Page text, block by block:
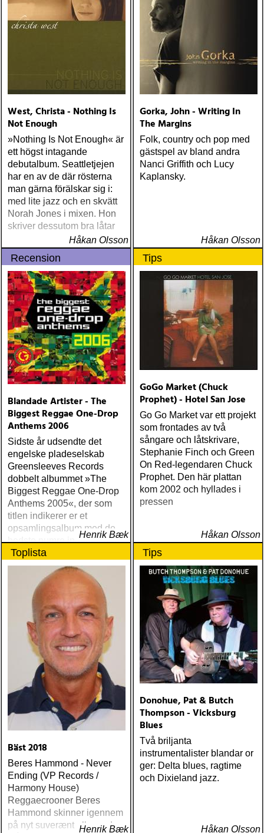
West, Christa - Nothing Is
Not Enough
»Nothing Is Not Enough« är
ett högst intagande
debutalbum. Seattletjejen
har en av de där rösterna
man gärna förälskar sig i:
med lite jazz och en skvätt
Norah Jones i mixen. Hon
skriver dessutom bra låtar
Håkan Olsson
Gorka, John - Writing In
The Margins
Folk, country och pop med
gästspel av bland andra
Nanci Griffith och Lucy
Kaplansky.
Håkan Olsson
Recension
Blandade Artister - The
Biggest Reggae One-Drop
Anthems 2006
Sidste år udsendte det
engelske pladeselskab
Greensleeves Records
dobbelt albummet »The
Biggest Reggae One-Drop
Anthems 2005«, der som
titlen indikerer er et
opsamlingsalbum med de
bedste numre indenfor den
populære reggaestil kaldet
one-drop
Henrik Bæk
Tips
GoGo Market (Chuck
Prophet) - Hotel San Jose
Go Go Market var ett projekt
som frontades av två
sångare och låtskrivare,
Stephanie Finch och Green
On Red-legendaren Chuck
Prophet. Den här plattan
kom 2002 och hyllades i
pressen
Håkan Olsson
Toplista
Bäst 2018
Beres Hammond - Never
Ending (VP Records /
Harmony House)
Reggaecrooner Beres
Hammond skinner igennem
på nyt suverænt album, der
Henrik Bæk
Tips
Donohue, Pat & Butch
Thompson - Vicksburg
Blues
Två briljanta
instrumentalister blandar or
ger: Delta blues, ragtime
och Dixieland jazz.
Håkan Olsson